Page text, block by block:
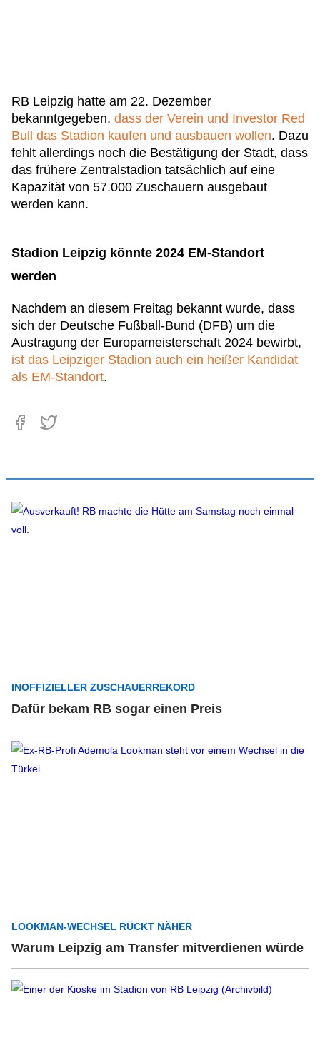
RB Leipzig hatte am 22. Dezember
bekanntgegeben, dass der Verein und Investor Red
Bull das Stadion kaufen und ausbauen wollen. Dazu
fehlt allerdings noch die Bestätigung der Stadt, dass
das frühere Zentralstadion tatsächlich auf eine
Kapazität von 57.000 Zuschauern ausgebaut
werden kann.
Stadion Leipzig könnte 2024 EM-Standort
werden
Nachdem an diesem Freitag bekannt wurde, dass
sich der Deutsche Fußball-Bund (DFB) um die
Austragung der Europameisterschaft 2024 bewirbt,
ist das Leipziger Stadion auch ein heißer Kandidat
als EM-Standort.
INOFFIZIELLER ZUSCHAUERREKORD
Dafür bekam RB sogar einen Preis
LOOKMAN-WECHSEL RÜCKT NÄHER
Warum Leipzig am Transfer mitverdienen würde